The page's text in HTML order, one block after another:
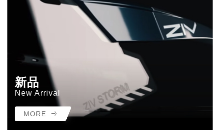
新品
New Arrival
MORE